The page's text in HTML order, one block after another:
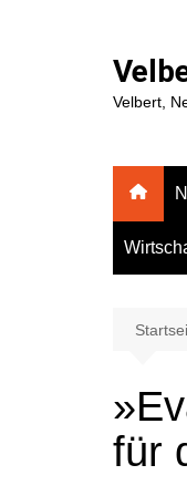
Velbert,
für